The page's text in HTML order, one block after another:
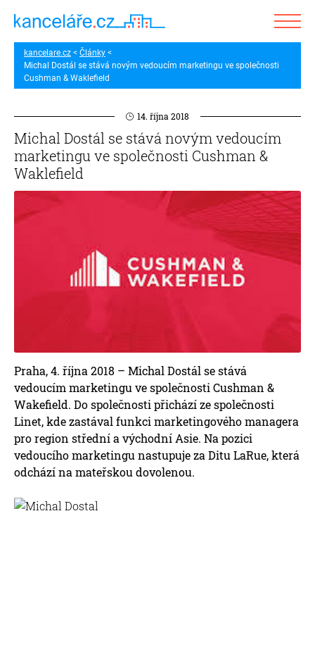
kancelare.cz
Články
Michal Dostál se stává novým vedoucím marketingu ve společnosti
Cushman & Waklefield
14. října 2018
Michal Dostál se stává novým vedoucím
marketingu ve společnosti Cushman &
Waklefield
Praha, 4. října 2018 – Michal Dostál se stává
vedoucím marketingu ve společnosti Cushman &
Wakefield. Do společnosti přichází ze společnosti
Linet, kde zastával funkci marketingového managera
pro region střední a východní Asie. Na pozici
vedoucího marketingu nastupuje za Ditu LaRue, která
odchází na mateřskou dovolenou.